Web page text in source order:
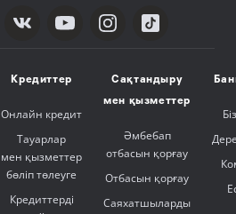
Кредиттер
Онлайн кредит
Тауарлар
мен қызметтер
бөліп төлеуге
Кредиттерді
Сақтандыру
мен қызметтер
Әмбебап
отбасын қорғау
Отбасын қорғау
Саяхатшыларды